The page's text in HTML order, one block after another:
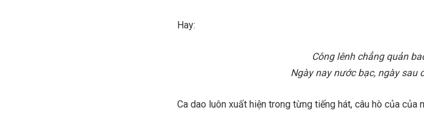
Hay:
Công lênh chẳng quản
Ngày nay nước bạc, ngày sau
Ca dao luôn xuất hiện trong từng tiếng hát, câu hò của của